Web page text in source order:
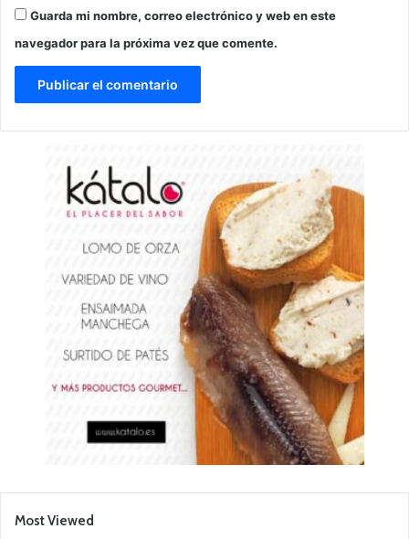
Guarda mi nombre, correo electrónico y web en este
navegador para la próxima vez que comente.
Most Viewed